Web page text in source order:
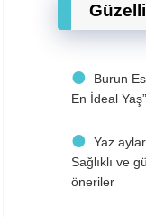
Burun
En İdeal Yaş”
Yaz
Sağlıklı ve
öneriler